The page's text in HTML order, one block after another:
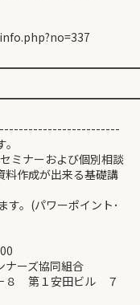
ミナーおよび個別相談
料作成が出来る基礎講
す。(パワーポイント･
ナーズ協同組合
第１安田ビル ７